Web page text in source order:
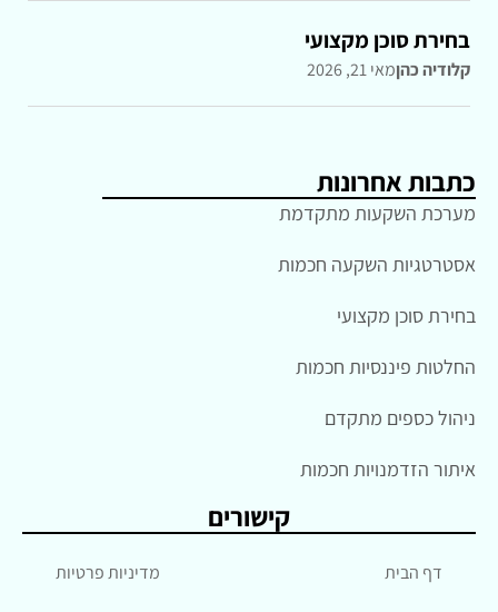
בחירת סוכן מקצועי
קלודיה כהןמאי 21, 2026
כתבות אחרונות
מערכת השקעות מתקדמת
אסטרטגיות השקעה חכמות
בחירת סוכן מקצועי
החלטות פיננסיות חכמות
ניהול כספים מתקדם
איתור הזדמנויות חכמות
קישורים
דף הבית מדיניות פרטיות